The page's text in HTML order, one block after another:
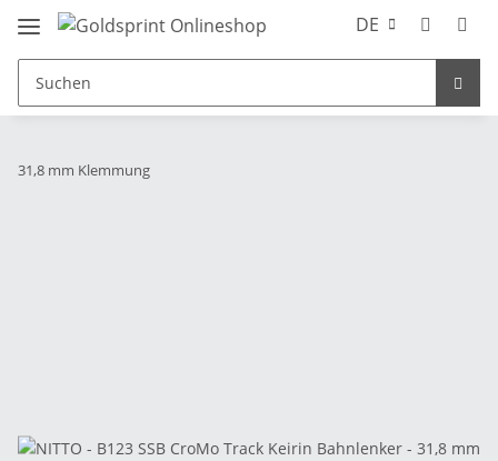
DE
31,8 mm Klemmung